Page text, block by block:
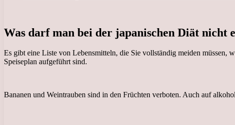
Was darf man bei der japanischen Diät nicht
Es gibt eine Liste von Lebensmitteln, die Sie vollständig meiden müssen,
Speiseplan aufgeführt sind.
Bananen und Weintrauben sind in den Früchten verboten. Auch auf